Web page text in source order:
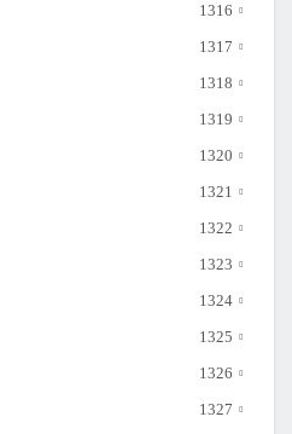
1316
1317
1318
1319
1320
1321
1322
1323
1324
1325
1326
1327